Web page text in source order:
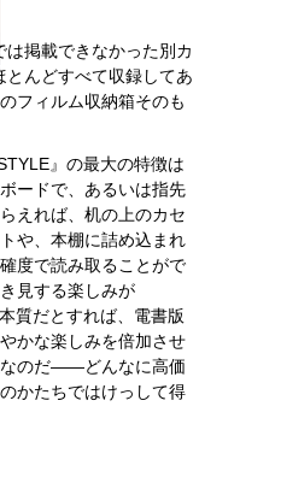
は掲載できなかった別カ
とんどすべて収録してあ
フィルム収納箱そのも
』の最大の特徴は
ードで、あるいは指先
えれば、机の上のカセ
や、本棚に詰め込まれ
度で読み取ることがで
見する楽しみが
質だとすれば、電書版
かな楽しみを倍加させ
なのだ――どんなに高価
かたちではけっして得